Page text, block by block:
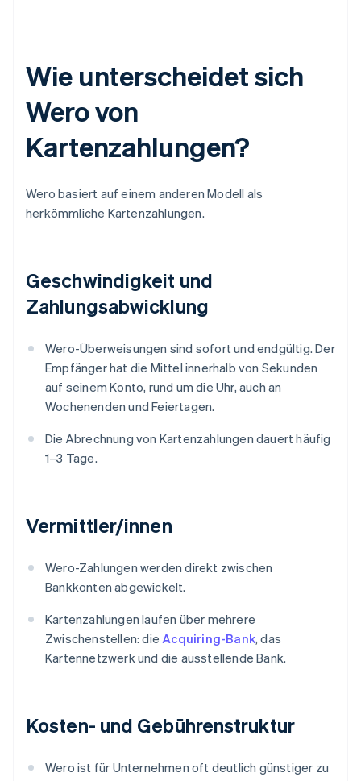
Wie unterscheidet sich
Wero von
Kartenzahlungen?
Wero basiert auf einem anderen Modell als
herkömmliche Kartenzahlungen.
Geschwindigkeit und
Zahlungsabwicklung
Wero-Überweisungen sind sofort und endgültig. Der
Empfänger hat die Mittel innerhalb von Sekunden
auf seinem Konto, rund um die Uhr, auch an
Wochenenden und Feiertagen.
Die Abrechnung von Kartenzahlungen dauert häufig
1–3 Tage.
Vermittler/innen
Wero-Zahlungen werden direkt zwischen
Bankkonten abgewickelt.
Kartenzahlungen laufen über mehrere
Zwischenstellen: dieAcquiring-Bank, das
Kartennetzwerk und die ausstellende Bank.
Kosten- und Gebührenstruktur
Wero ist für Unternehmen oft deutlich günstiger zu